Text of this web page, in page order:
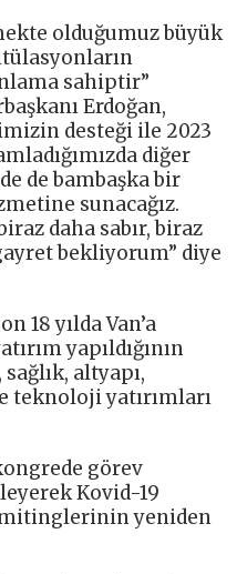
olduğumuz büyük
sahiptir”
Erdoğan,
desteği ile 2023
diğer
de bambaşka bir
sunacağız.
daha sabır, biraz
bekliyorum” diye
18 yılda Van’a
yapıldığının
altyapı,
teknoloji yatırımları
görev
Kovid-19
mitinglerinin yeniden